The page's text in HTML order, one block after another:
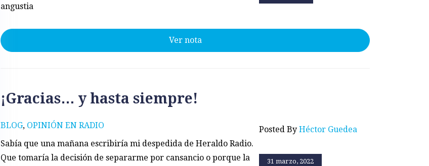
angustia
Ver nota
BLOG, OPINIÓN EN RADIO
¡Gracias… y hasta siempre!
31 marzo, 2022
Posted By Héctor Guedea
Sabía que una mañana escribiría mi despedida de Heraldo Radio.
Que tomaría la decisión de separarme por cansancio o porque la